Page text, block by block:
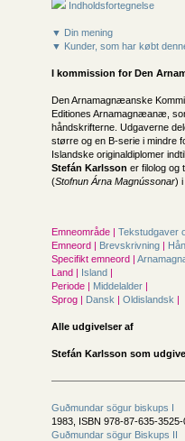
Indholdsfortegnelse
▼ Din mening
▼ Kunder, som har købt
I kommission forDen
Den Arnamagnæanske
Editiones Arnamagnæanæ,
håndskrifterne. Udgaverne
større og en B-serie i mindre
Islandske originaldiplomer
Stefán Karlsson er filolog og
(Stofnun Árna Magnússonar) i
Emneområde | Tekstudgaver
Emneord | Brevskrivning |
Specifikt emneord |
Land | Island |
Periode | Middelalder |
Sprog | Dansk | Oldislandsk |
Alle udgivelser af
Stefán Karlsson som
Guðmundar sögur biskups I
1983, ISBN 978-87-635-3525-
Guðmundar sögur Biskups II